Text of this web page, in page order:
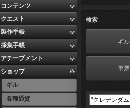
コンテンツ
クエスト
製作手帳
採集手帳
アチーブメント
ショップ
ギル
各種通貨
検索
ギル
軍票